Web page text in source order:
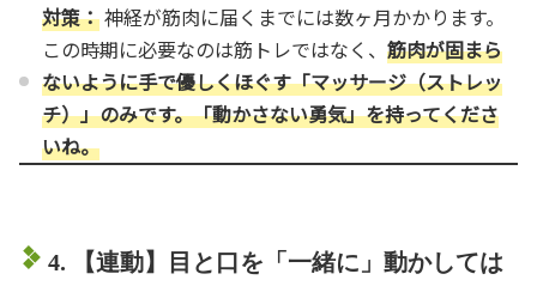
対策：神経が筋肉に届くまでには数ヶ月かかります。
この時期に必要なのは筋トレではなく、筋肉が固まら
ないように手で優しくほぐす「マッサージ（ストレッ
チ）」のみです。「動かさない勇気」を持ってくださ
いね。
4. 【連動】目と口を「一緒に」動かしては